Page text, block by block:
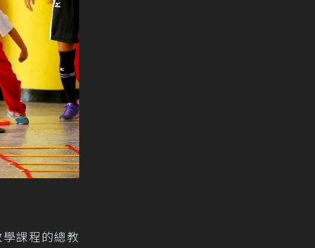
課程的總教